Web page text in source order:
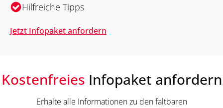
Hilfreiche Tipps
Jetzt Infopaket anfordern
Kostenfreies Infopaket anfordern
Erhalte alle Informationen zu den faltbaren